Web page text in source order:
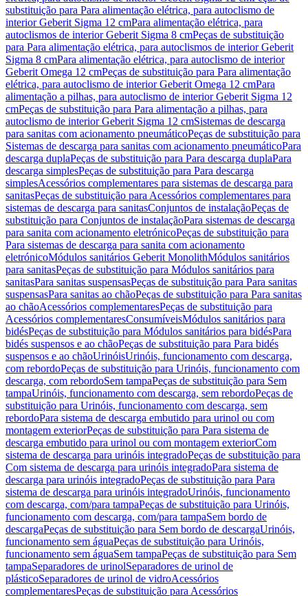
substituição para Para alimentação elétrica, para autoclismo de
interior Geberit Sigma 12 cmPara alimentação elétrica, para
autoclismos de interior Geberit Sigma 8 cmPeças de substituição
para Para alimentação elétrica, para autoclismos de interior Geberit
Sigma 8 cmPara alimentação elétrica, para autoclismo de interior
Geberit Omega 12 cmPeças de substituição para Para alimentação
elétrica, para autoclismo de interior Geberit Omega 12 cmPara
alimentação a pilhas, para autoclismo de interior Geberit Sigma 12
cmPeças de substituição para Para alimentação a pilhas, para
autoclismo de interior Geberit Sigma 12 cmSistemas de descarga
para sanitas com acionamento pneumáticoPeças de substituição para
Sistemas de descarga para sanitas com acionamento pneumáticoPara
descarga duplaPeças de substituição para Para descarga duplaPara
descarga simplesPeças de substituição para Para descarga
simplesAcessórios complementares para sistemas de descarga para
sanitasPeças de substituição para Acessórios complementares para
sistemas de descarga para sanitasConjuntos de instalaçãoPeças de
substituição para Conjuntos de instalaçãoPara sistemas de descarga
para sanita com acionamento eletrónicoPeças de substituição para
Para sistemas de descarga para sanita com acionamento
eletrónicoMódulos sanitários Geberit MonolithMódulos sanitários
para sanitasPeças de substituição para Módulos sanitários para
sanitasPara sanitas suspensasPeças de substituição para Para sanitas
suspensasPara sanitas ao chãoPeças de substituição para Para sanitas
ao chãoAcessórios complementaresPeças de substituição para
Acessórios complementaresConsumíveisMódulos sanitários para
bidésPeças de substituição para Módulos sanitários para bidésPara
bidés suspensos e ao chãoPeças de substituição para Para bidés
suspensos e ao chãoUrinóisUrinóis, funcionamento com descarga,
com rebordoPeças de substituição para Urinóis, funcionamento com
descarga, com rebordoSem tampaPeças de substituição para Sem
tampaUrinóis, funcionamento com descarga, sem rebordoPeças de
substituição para Urinóis, funcionamento com descarga, sem
rebordoPara sistema de descarga embutido para urinol ou com
montagem exteriorPeças de substituição para Para sistema de
descarga embutido para urinol ou com montagem exteriorCom
sistema de descarga para urinóis integradoPeças de substituição para
Com sistema de descarga para urinóis integradoPara sistema de
descarga para urinóis integradoPeças de substituição para Para
sistema de descarga para urinóis integradoUrinóis, funcionamento
com descarga, com/para tampaPeças de substituição para Urinóis,
funcionamento com descarga, com/para tampaSem bordo de
descargaPeças de substituição para Sem bordo de descargaUrinóis,
funcionamento sem águaPeças de substituição para Urinóis,
funcionamento sem águaSem tampaPeças de substituição para Sem
tampaSeparadores de urinolSeparadores de urinol de
plásticoSeparadores de urinol de vidroAcessórios
complementaresPeças de substituição para Acessórios